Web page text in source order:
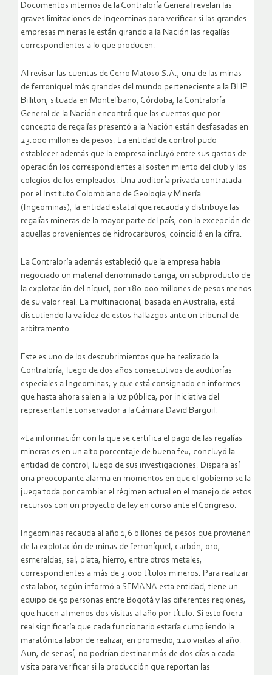
Documentos internos de la Contraloría General revelan las
graves limitaciones de Ingeominas para verificar si las grandes
empresas mineras le están girando a la Nación las regalías
correspondientes a lo que producen.
Al revisar las cuentas de Cerro Matoso S.A., una de las minas
de ferroníquel más grandes del mundo perteneciente a la BHP
Billiton, situada en Montelíbano, Córdoba, la Contraloría
General de la Nación encontró que las cuentas que por
concepto de regalías presentó a la Nación están desfasadas en
23.000 millones de pesos. La entidad de control pudo
establecer además que la empresa incluyó entre sus gastos de
operación los correspondientes al sostenimiento del club y los
colegios de los empleados. Una auditoría privada contratada
por el Instituto Colombiano de Geología y Minería
(Ingeominas), la entidad estatal que recauda y distribuye las
regalías mineras de la mayor parte del país, con la excepción de
aquellas provenientes de hidrocarburos, coincidió en la cifra.
La Contraloría además estableció que la empresa había
negociado un material denominado canga, un subproducto de
la explotación del níquel, por 180.000 millones de pesos menos
de su valor real. La multinacional, basada en Australia, está
discutiendo la validez de estos hallazgos ante un tribunal de
arbitramento.
Este es uno de los descubrimientos que ha realizado la
Contraloría, luego de dos años consecutivos de auditorías
especiales a Ingeominas, y que está consignado en informes
que hasta ahora salen a la luz pública, por iniciativa del
representante conservador a la Cámara David Barguil.
«La información con la que se certifica el pago de las regalías
mineras es en un alto porcentaje de buena fe», concluyó la
entidad de control, luego de sus investigaciones. Dispara así
una preocupante alarma en momentos en que el gobierno se la
juega toda por cambiar el régimen actual en el manejo de estos
recursos con un proyecto de ley en curso ante el Congreso.
Ingeominas recauda al año 1,6 billones de pesos que provienen
de la explotación de minas de ferroníquel, carbón, oro,
esmeraldas, sal, plata, hierro, entre otros metales,
correspondientes a más de 3.000 títulos mineros. Para realizar
esta labor, según informó a SEMANA esta entidad, tiene un
equipo de 50 personas entre Bogotá y las diferentes regiones,
que hacen al menos dos visitas al año por título. Si esto fuera
real significaría que cada funcionario estaría cumpliendo la
maratónica labor de realizar, en promedio, 120 visitas al año.
Aun, de ser así, no podrían destinar más de dos días a cada
visita para verificar si la producción que reportan las